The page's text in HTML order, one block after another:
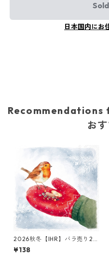
日本国内にお
Recommendations
お
2026秋冬【IHR】バラ売り2枚
ランチサイズ ペーパーナプキ
ン Feeding Robin レッド
¥138